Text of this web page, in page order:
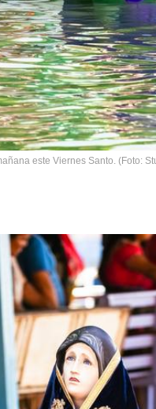
este Viernes Santo. (Foto: